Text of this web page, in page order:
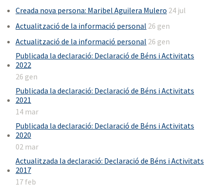
Creada nova persona: Maribel Aguilera Mulero 24 jul
Actualització de la informació personal 26 gen
Actualització de la informació personal 26 gen
Publicada la declaració: Declaració de Béns i Activitats
2022
26 gen
Publicada la declaració: Declaració de Béns i Activitats
2021
14 mar
Publicada la declaració: Declaració de Béns i Activitats
2020
02 mar
Actualitzada la declaració: Declaració de Béns i Activitats
2017
17 feb